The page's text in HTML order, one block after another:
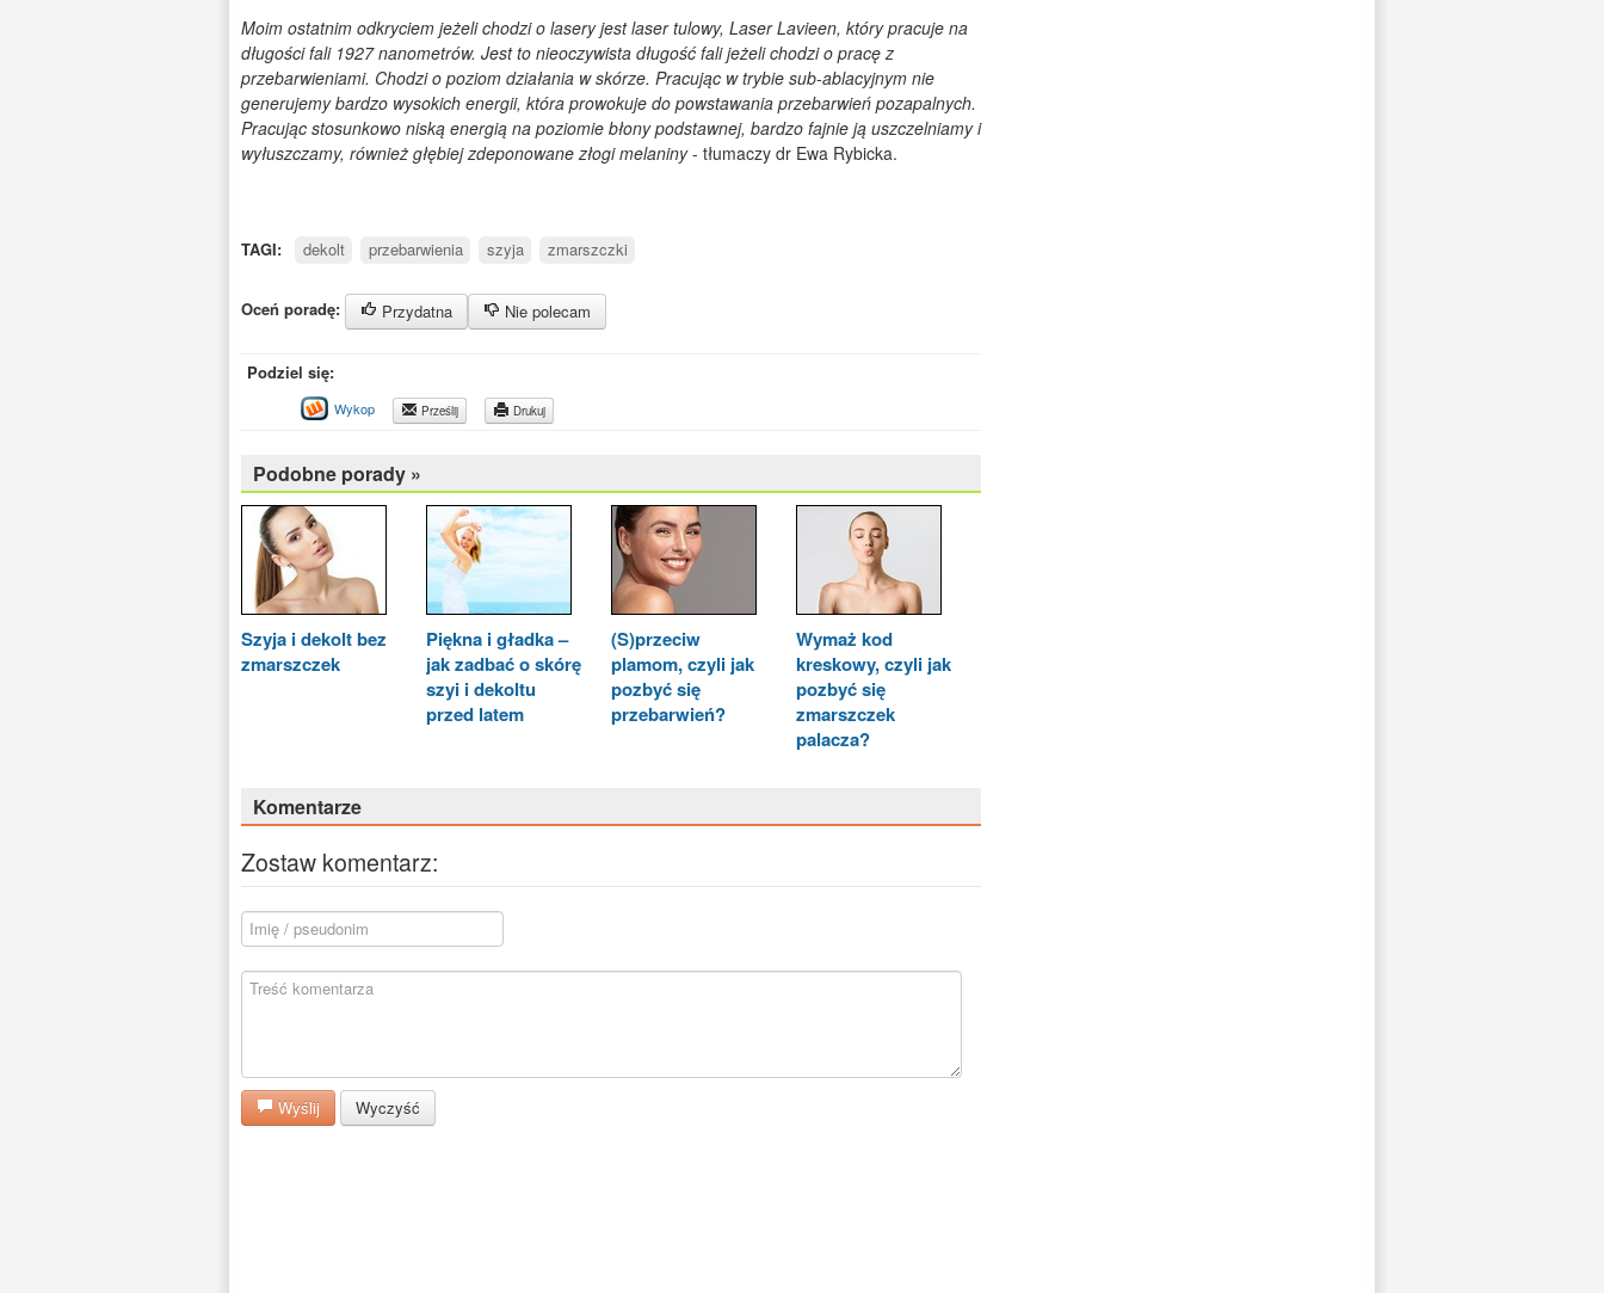
Moim ostatnim odkryciem jeżeli chodzi o lasery jest laser tulowy, Laser Lavieen, który pracuje na
długości fali 1927 nanometrów. Jest to nieoczywista długość fali jeżeli chodzi o pracę z
przebarwieniami. Chodzi o poziom działania w skórze. Pracując w trybie sub-ablacyjnym nie
generujemy bardzo wysokich energii, która prowokuje do powstawania przebarwień pozapalnych.
Pracując stosunkowo niską energią na poziomie błony podstawnej, bardzo fajnie ją uszczelniamy i
wyłuszczamy, również głębiej zdeponowane złogi melaniny- tłumaczy dr Ewa Rybicka.
TAGI: dekolt przebarwienia szyja zmarszczki
Oceń poradę: Przydatna Nie polecam
Podziel się:
Wykop Prześlij Drukuj
Podobne porady »
Szyja i dekolt bez
zmarszczek
Piękna i gładka –
jak zadbać o skórę
szyi i dekoltu
przed latem
(S)przeciw
plamom, czyli jak
pozbyć się
przebarwień?
Wymaż kod
kreskowy, czyli jak
pozbyć się
zmarszczek
palacza?
Komentarze
Zostaw komentarz:
Wyślij Wyczyść